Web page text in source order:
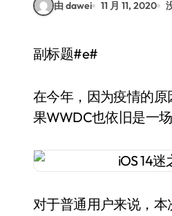
由 dawei 11 月 11, 2020
副标题#e#
在今年，因为疫情的
果WWDC也依旧是一
对于普通用户来说，本